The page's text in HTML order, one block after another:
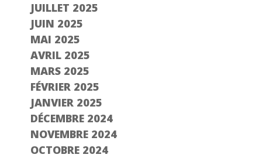
JUILLET 2025
JUIN 2025
MAI 2025
AVRIL 2025
MARS 2025
FÉVRIER 2025
JANVIER 2025
DÉCEMBRE 2024
NOVEMBRE 2024
OCTOBRE 2024